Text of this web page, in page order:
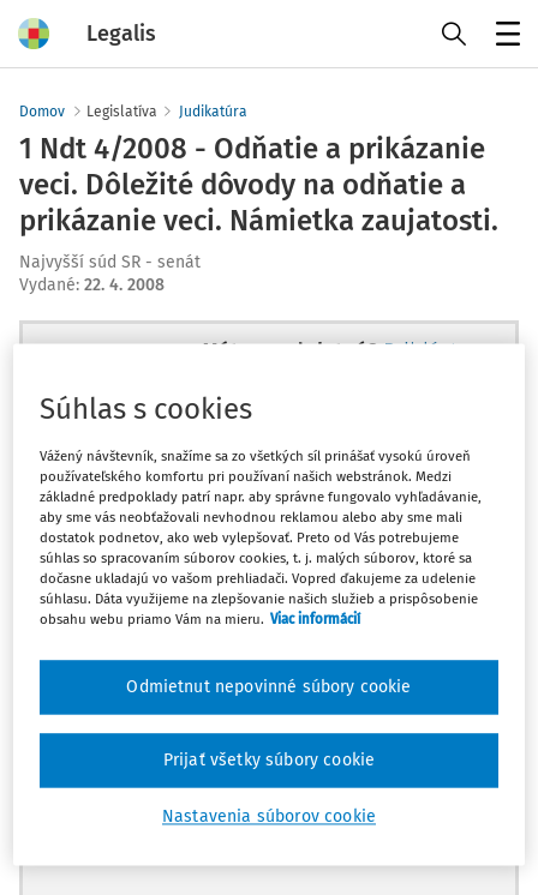
Legalis
Domov Legislatíva Judikatúra
1 Ndt 4/2008 - Odňatie a prikázanie
veci. Dôležité dôvody na odňatie a
prikázanie veci. Námietka zaujatosti.
Najvyšší súd SR - senát
Vydané: 22. 4. 2008
Máte predplatné? Prihláste sa
Ups, zatiaľ ste si prečítali len
začiatok...
Celý odborný obsah z tejto oblasti je
dostupný predplatiteľom portálu.
Odomknite si prístup k odbornému
obsahu a získajte prístup na 10 dní
zdarma, stačí sa len zaregistrovať.
Vďaka registrácii získate prístup aj k
Súhlas s cookies
Vážený návštevník, snažíme sa zo všetkých síl prinášať vysokú úroveň
používateľského komfortu pri používaní našich webstránok. Medzi
základné predpoklady patrí napr. aby správne fungovalo vyhľadávanie,
aby sme vás neobťažovali nevhodnou reklamou alebo aby sme mali
dostatok podnetov, ako web vylepšovať. Preto od Vás potrebujeme
súhlas so spracovaním súborov cookies, t. j. malých súborov, ktoré sa
dočasne ukladajú vo vašom prehliadači. Vopred ďakujeme za udelenie
súhlasu. Dáta využijeme na zlepšovanie našich služieb a prispôsobenie
obsahu webu priamo Vám na mieru. Viac informácií
Nastavenia súborov cookie
Odmietnut nepovinné súbory cookie
Prijať všetky súbory cookie